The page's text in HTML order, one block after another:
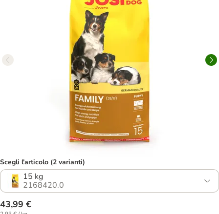
Scegli l'articolo (2 varianti)
15 kg
2168420.0
43,99 €